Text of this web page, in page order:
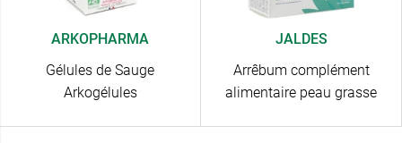
ARKOPHARMA
Gélules de Sauge
Arkogélules
JALDES
Arrêbum complément
alimentaire peau grasse